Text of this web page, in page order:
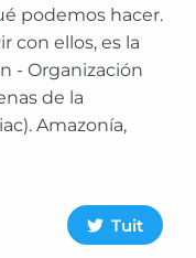
podemos hacer.
con ellos, es la
- Organización
de la
Amazonía,
Tuit